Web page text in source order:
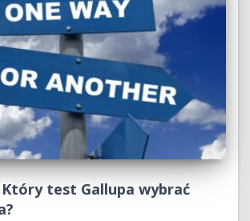
Który test Gallupa wybrać